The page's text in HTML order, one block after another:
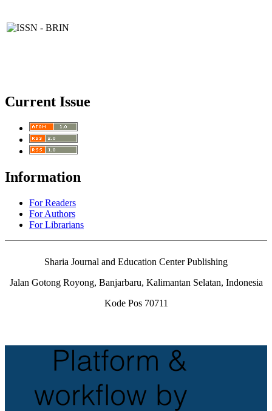
Current Issue
Information
For Readers
For Authors
For Librarians
Sharia Journal and Education Center Publishing
Jalan Gotong Royong, Banjarbaru, Kalimantan Selatan, Indonesia
Kode Pos 70711